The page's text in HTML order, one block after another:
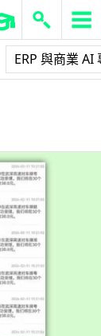
ERP 與商業 AI